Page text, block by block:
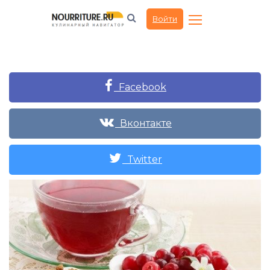
Войти
Facebook
Вконтакте
Twitter